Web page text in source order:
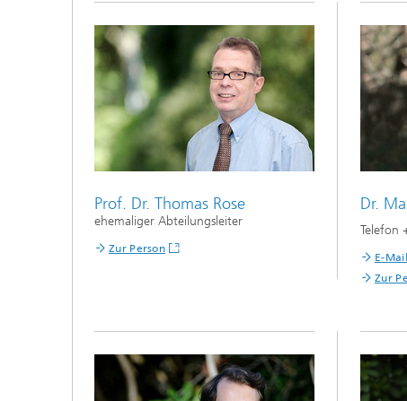
Prof. Dr. Thomas Rose
ehemaliger Abteilungsleiter
Zur Person
Dr.
Telefon
E-
Zur